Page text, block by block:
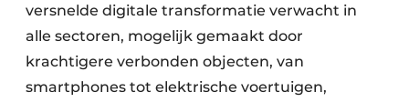
versnelde digitale transformatie verwacht in
alle sectoren, mogelijk gemaakt door
krachtigere verbonden objecten, van
smartphones tot elektrische voertuigen,